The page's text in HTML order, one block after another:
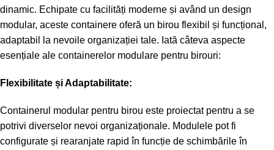
dinamic. Echipate cu facilități moderne și având un design
modular, aceste containere oferă un birou flexibil și funcțional,
adaptabil la nevoile organizației tale. Iată câteva aspecte
esențiale ale containerelor modulare pentru birouri:
Flexibilitate și Adaptabilitate:
Containerul modular pentru birou este proiectat pentru a se
potrivi diverselor nevoi organizaționale. Modulele pot fi
configurate și rearanjate rapid în funcție de schimbările în